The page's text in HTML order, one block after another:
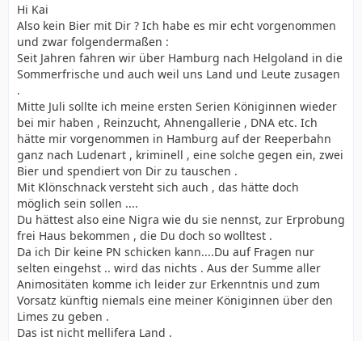
Hi Kai
Also kein Bier mit Dir ? Ich habe es mir echt vorgenommen
und zwar folgendermaßen :
Seit Jahren fahren wir über Hamburg nach Helgoland in die
Sommerfrische und auch weil uns Land und Leute zusagen
.
Mitte Juli sollte ich meine ersten Serien Königinnen wieder
bei mir haben , Reinzucht, Ahnengallerie , DNA etc. Ich
hätte mir vorgenommen in Hamburg auf der Reeperbahn
ganz nach Ludenart , kriminell , eine solche gegen ein, zwei
Bier und spendiert von Dir zu tauschen .
Mit Klönschnack versteht sich auch , das hätte doch
möglich sein sollen ....
Du hättest also eine Nigra wie du sie nennst, zur Erprobung
frei Haus bekommen , die Du doch so wolltest .
Da ich Dir keine PN schicken kann....Du auf Fragen nur
selten eingehst .. wird das nichts . Aus der Summe aller
Animositäten komme ich leider zur Erkenntnis und zum
Vorsatz künftig niemals eine meiner Königinnen über den
Limes zu geben .
Das ist nicht mellifera Land .